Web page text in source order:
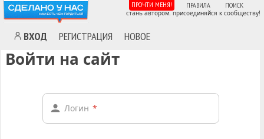
ВХОД РЕГИСТРАЦИЯ НОВОЕ
ПРОЧТИ МЕНЯ! ПРАВИЛА ПОИСК
стань автором. присоединяйся к сообществу!
Войти на сайт
Логин *